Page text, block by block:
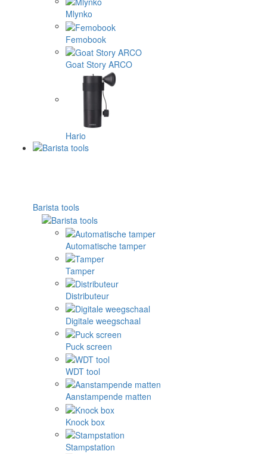
Mlynko
Femobook
Goat Story ARCO
Hario
Barista tools
Automatische tamper
Tamper
Distributeur
Digitale weegschaal
Puck screen
WDT tool
Aanstampende matten
Knock box
Stampstation